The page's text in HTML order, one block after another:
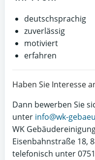
deutschsprachig
zuverlässig
motiviert
erfahren
Haben Sie Interesse
Dann bewerben Sie
unter info@wk-
WK
Eisenbahnstraße 18,
telefonisch unter